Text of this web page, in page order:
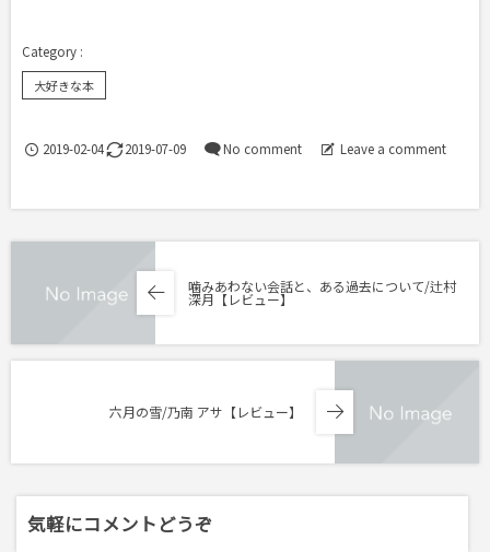
大好きな本
2019-02-04 2019-07-09 No comment Leave a comment
噛みあわない会話と、ある過去について/辻村
深月【レビュー】
六月の雪/乃南 アサ【レビュー】
気軽にコメントどうぞ